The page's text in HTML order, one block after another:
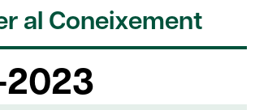
al Coneixement